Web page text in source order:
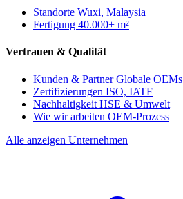
Standorte Wuxi, Malaysia
Fertigung 40.000+ m²
Vertrauen & Qualität
Kunden & PartnerGlobale OEMs
Zertifizierungen ISO, IATF
Nachhaltigkeit HSE & Umwelt
Wie wir arbeiten OEM-Prozess
Alle anzeigen Unternehmen